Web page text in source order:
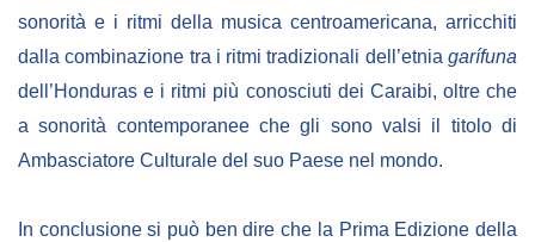
sonorità e i ritmi della musica centroamericana, arricchiti
dalla combinazione tra i ritmi tradizionali dell’etnia garífuna
dell’Honduras e i ritmi più conosciuti dei Caraibi, oltre che
a sonorità contemporanee che gli sono valsi il titolo di
Ambasciatore Culturale del suo Paese nel mondo.
In conclusione si può ben dire che la Prima Edizione della